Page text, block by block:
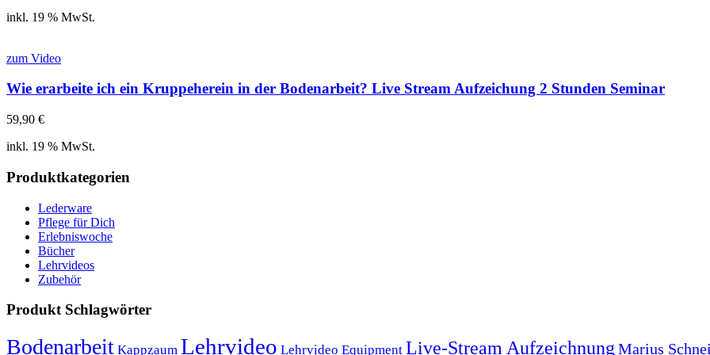
inkl. 19 % MwSt.
zum Video
Wie erarbeite ich ein Kruppeherein in der Bodenarbeit? Live Stream Aufzeichung 2 Stunden Seminar
59,90 €
inkl. 19 % MwSt.
Produktkategorien
Lederware
Pflege für Dich
Erlebniswoche
Bücher
Lehrvideos
Zubehör
Produkt Schlagwörter
Bodenarbeit Kappzaum Lehrvideo Lehrvideo Equipment Live-Stream Aufzeichnung Marius